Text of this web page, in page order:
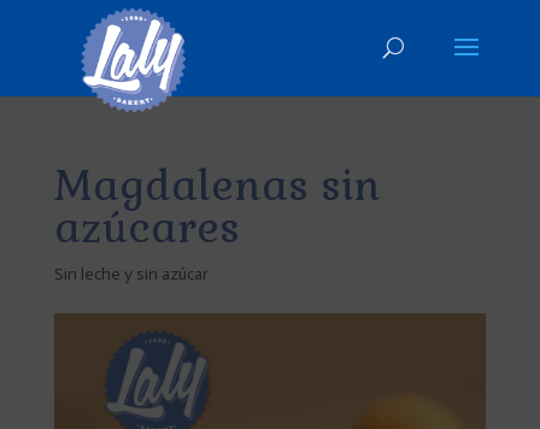
Magdalenas sin
azúcares
Sin leche y sin azúcar